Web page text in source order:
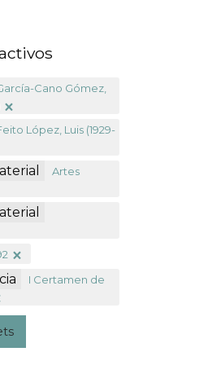
Cano Gómez,
López, Luis (1929-
Artes
I Certamen de